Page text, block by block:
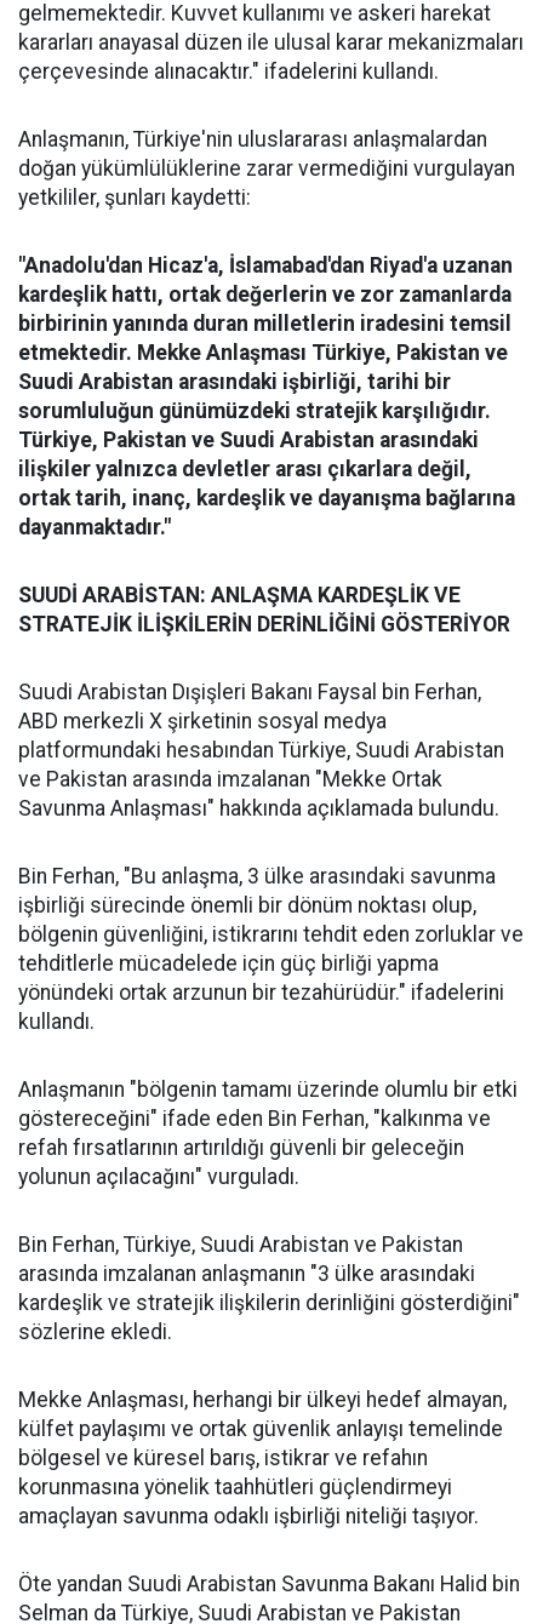
gelmemektedir. Kuvvet kullanımı ve askeri harekat
kararları anayasal düzen ile ulusal karar mekanizmaları
çerçevesinde alınacaktır." ifadelerini kullandı.
Anlaşmanın, Türkiye'nin uluslararası anlaşmalardan
doğan yükümlülüklerine zarar vermediğini vurgulayan
yetkililer, şunları kaydetti:
"Anadolu'dan Hicaz'a, İslamabad'dan Riyad'a uzanan
kardeşlik hattı, ortak değerlerin ve zor zamanlarda
birbirinin yanında duran milletlerin iradesini temsil
etmektedir. Mekke Anlaşması Türkiye, Pakistan ve
Suudi Arabistan arasındaki işbirliği, tarihi bir
sorumluluğun günümüzdeki stratejik karşılığıdır.
Türkiye, Pakistan ve Suudi Arabistan arasındaki
ilişkiler yalnızca devletler arası çıkarlara değil,
ortak tarih, inanç, kardeşlik ve dayanışma bağlarına
dayanmaktadır."
SUUDİ ARABİSTAN: ANLAŞMA KARDEŞLİK VE
STRATEJİK İLİŞKİLERİN DERİNLİĞİNİ GÖSTERİYOR
Suudi Arabistan Dışişleri Bakanı Faysal bin Ferhan,
ABD merkezli X şirketinin sosyal medya
platformundaki hesabından Türkiye, Suudi Arabistan
ve Pakistan arasında imzalanan "Mekke Ortak
Savunma Anlaşması" hakkında açıklamada bulundu.
Bin Ferhan, "Bu anlaşma, 3 ülke arasındaki savunma
işbirliği sürecinde önemli bir dönüm noktası olup,
bölgenin güvenliğini, istikrarını tehdit eden zorluklar ve
tehditlerle mücadelede için güç birliği yapma
yönündeki ortak arzunun bir tezahürüdür." ifadelerini
kullandı.
Anlaşmanın "bölgenin tamamı üzerinde olumlu bir etki
göstereceğini" ifade eden Bin Ferhan, "kalkınma ve
refah fırsatlarının artırıldığı güvenli bir geleceğin
yolunun açılacağını" vurguladı.
Bin Ferhan, Türkiye, Suudi Arabistan ve Pakistan
arasında imzalanan anlaşmanın "3 ülke arasındaki
kardeşlik ve stratejik ilişkilerin derinliğini gösterdiğini"
sözlerine ekledi.
Mekke Anlaşması, herhangi bir ülkeyi hedef almayan,
külfet paylaşımı ve ortak güvenlik anlayışı temelinde
bölgesel ve küresel barış, istikrar ve refahın
korunmasına yönelik taahhütleri güçlendirmeyi
amaçlayan savunma odaklı işbirliği niteliği taşıyor.
Öte yandan Suudi Arabistan Savunma Bakanı Halid bin
Selman da Türkiye, Suudi Arabistan ve Pakistan